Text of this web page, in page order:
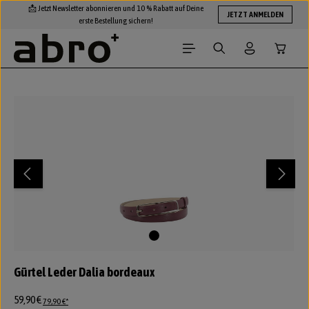
Zum Hauptinhalt springen
📩 Jetzt Newsletter abonnieren und 10 % Rabatt auf Deine
erste Bestellung sichern!
JETZT ANMELDEN
Gürtel Leder Dalia bordeaux
59,90 €79,90 €*